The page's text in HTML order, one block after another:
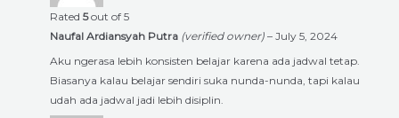
Rated 5out of 5
Naufal Ardiansyah Putra (verified owner) – July 5, 2024
Aku ngerasa lebih konsisten belajar karena ada jadwal tetap.
Biasanya kalau belajar sendiri suka nunda-nunda, tapi kalau
udah ada jadwal jadi lebih disiplin.